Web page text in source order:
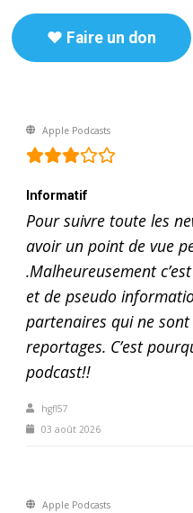
♥️ Faire un don
Apple Podcasts
Informatif
Pour suivre toute les
avoir un point de vue
.Malheureusement
et de pseudo
partenaires qui ne
reportages. C’est
podcast!!
hgfl57
03 août 2026
Apple Podcasts